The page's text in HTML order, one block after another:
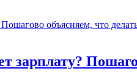
зарплату?